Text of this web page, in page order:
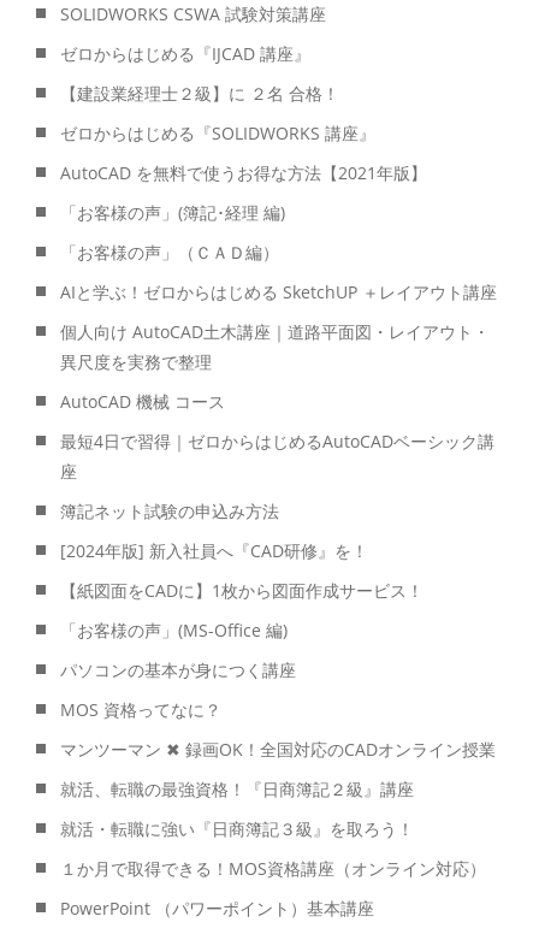
SOLIDWORKS CSWA 試験対策講座
ゼロからはじめる『IJCAD 講座』
【建設業経理士２級】に ２名 合格！
ゼロからはじめる『SOLIDWORKS 講座』
AutoCAD を無料で使うお得な方法【2021年版】
「お客様の声」(簿記･経理 編)
「お客様の声」（ＣＡＤ編）
AIと学ぶ！ゼロからはじめる SketchUP ＋レイアウト講座
個人向け AutoCAD土木講座｜道路平面図・レイアウト・
異尺度を実務で整理
AutoCAD 機械 コース
最短4日で習得｜ゼロからはじめるAutoCADベーシック講
座
簿記ネット試験の申込み方法
[2024年版] 新入社員へ『CAD研修』を！
【紙図面をCADに】1枚から図面作成サービス！
「お客様の声」(MS-Office 編)
パソコンの基本が身につく講座
MOS 資格ってなに？
マンツーマン ✖ 録画OK！全国対応のCADオンライン授業
就活、転職の最強資格！『日商簿記２級』講座
就活・転職に強い『日商簿記３級』を取ろう！
１か月で取得できる！MOS資格講座（オンライン対応）
PowerPoint （パワーポイント）基本講座